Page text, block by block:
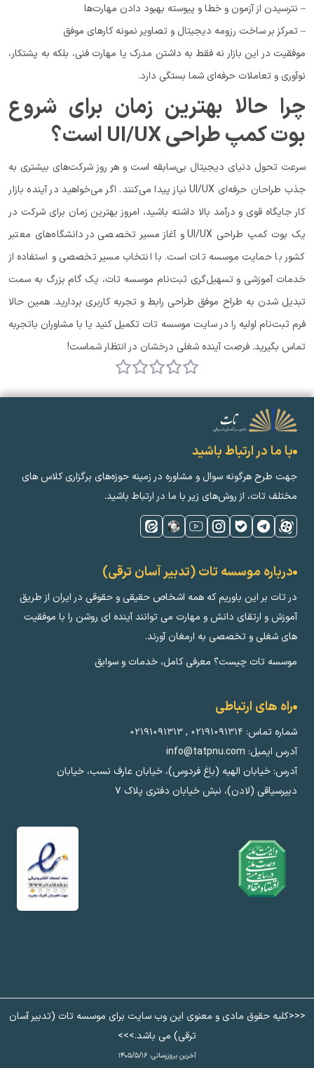
– نترسیدن از آزمون و خطا و پیوسته بهبود دادن مهارت‌ها
– تمرکز بر ساخت رزومه دیجیتال و تصاویر نمونه کارهای موفق
موفقیت در این بازار نه فقط به داشتن مدرک یا مهارت فنی، بلکه به پشتکار،
نوآوری و تعاملات حرفه‌ای شما بستگی دارد.
چرا حالا بهترین زمان برای شروع
بوت کمپ طراحی UI/UX است؟
سرعت تحول دنیای دیجیتال بی‌سابقه است و هر روز شرکت‌های بیشتری به
جذب طراحان حرفه‌ای UI/UX نیاز پیدا می‌کنند. اگر می‌خواهید در آینده بازار
کار جایگاه قوی و درآمد بالا داشته باشید، امروز بهترین زمان برای شرکت در
یک بوت کمپ طراحی UI/UX و آغاز مسیر تخصصی در دانشگاه‌های معتبر
کشور با حمایت موسسه تات است. با انتخاب مسیر تخصصی و استفاده از
خدمات آموزشی و تسهیل‌گری ثبت‌نام موسسه تات، یک گام بزرگ به سمت
تبدیل شدن به طراح موفق طراحی رابط و تجربه کاربری بردارید. همین حالا
فرم ثبت‌نام اولیه را در سایت موسسه تات تکمیل کنید یا با مشاوران باتجربه
تماس بگیرید. فرصت آینده شغلی درخشان در انتظار شماست!
با ما در ارتباط باشید
جهت طرح هرگونه سوال و مشاوره در زمینه‌ حوزه‌های برگزاری کلاس ‌های
مختلف تات، از روش‌های زیر با ما در ارتباط باشید.
درباره موسسه تات (تدبیر آسان ترقی)
در تات بر این باوریم که همه اشخاص حقیقی و حقوقی در ایران از طریق
آموزش و ارتقای دانش و مهارت می توانند آینده ای روشن را با موفقیت
های شغلی و تخصصی به ارمغان آورند.
موسسه تات چیست؟ معرفی کامل، خدمات و سوابق
راه های ارتباطی
شماره تماس: ۰۲۱۹۱۰۹۱۳۱۴ ,۰۲۱۹۱۰۹۱۳۱۳
آدرس ایمیل: info@tatpnu.com
آدرس: خیابان الهيه (باغ فردوس)، خیابان عارف نسب، خیابان
دبیرسیاقی (لادن)، نبش خیابان دفتری پلاک ٧
<<<کلیه حقوق مادی و معنوی این وب سایت برای موسسه تات (تدبیر آسان
ترقی) می باشد.>>>
آخرین بروزرسانی:۱۴۰۵/۵/۱۶